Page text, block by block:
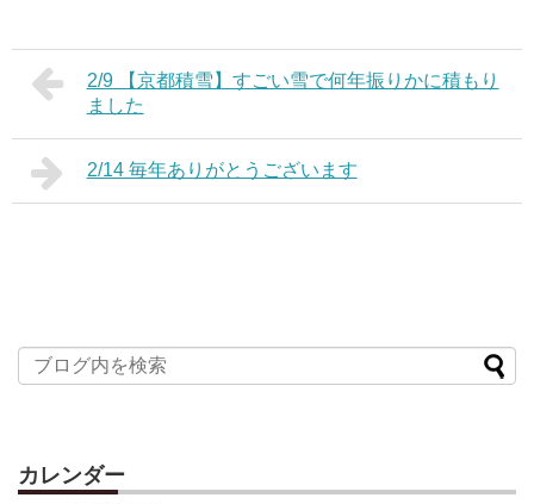
2/9 【京都積雪】すごい雪で何年振りかに積もり
ました
2/14 毎年ありがとうございます
カレンダー